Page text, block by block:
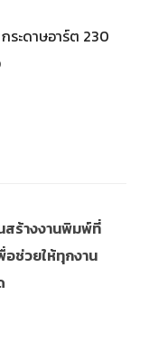
ระดาษอาร์ต 230
สร้างงานพิมพ์ที่
อช่วยให้ทุกงาน